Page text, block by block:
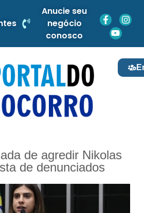
Anucie seu
negócio
conosco
de agredir Nikolas
de denunciados